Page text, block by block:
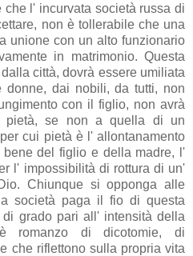
l' incurvata società russa di
non è tollerabile che una
unione con un alto funzionario
in matrimonio. Questa
città, dovrà essere umiliata
dai nobili, da tutti, non
con il figlio, non avrà
pietà, se non a quella di un
cui pietà è l' allontanamento
del figlio e della madre, l'
l' impossibilità di rottura di un'
Chiunque si opponga alle
società paga il fio di questa
grado pari all' intensità della
romanzo di dicotomie, di
che riflettono sulla propria vita